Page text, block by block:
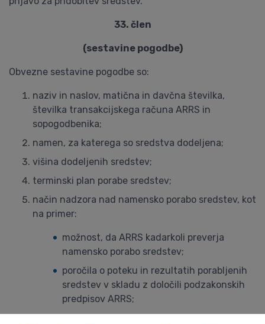
33. člen
(sestavine pogodbe)
Obvezne sestavine pogodbe so:
naziv in naslov, matična in davčna številka,
številka transakcijskega računa ARRS in
sopogodbenika;
namen, za katerega so sredstva dodeljena;
višina dodeljenih sredstev;
terminski plan porabe sredstev;
način nadzora nad namensko porabo sredstev, kot
na primer:
možnost, da ARRS kadarkoli preverja
namensko porabo sredstev;
poročila o poteku in rezultatih porabljenih
sredstev v skladu z določili podzakonskih
predpisov ARRS;
dolžnost ARRS, da spremlja in nadzira